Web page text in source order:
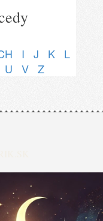
I J K
L
U V Z